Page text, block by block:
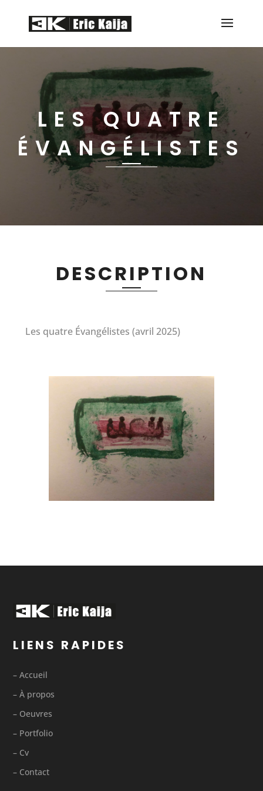
LES QUATRE
ÉVANGÉLISTES
DESCRIPTION
Les quatre Évangélistes (avril 2025)
LIENS RAPIDES
– Accueil
– À propos
– Oeuvres
– Portfolio
– Cv
– Contact